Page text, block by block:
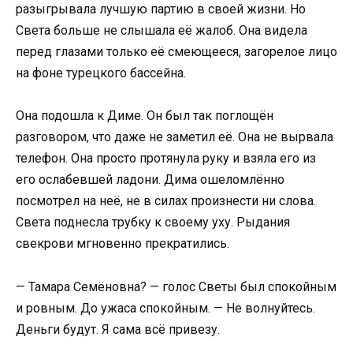
разыгрывала лучшую партию в своей жизни. Но
Света больше не слышала её жалоб. Она видела
перед глазами только её смеющееся, загорелое лицо
на фоне турецкого бассейна.
Она подошла к Диме. Он был так поглощён
разговором, что даже не заметил её. Она не вырвала
телефон. Она просто протянула руку и взяла его из
его ослабевшей ладони. Дима ошеломлённо
посмотрел на неё, не в силах произнести ни слова.
Света поднесла трубку к своему уху. Рыдания
свекрови мгновенно прекратились.
— Тамара Семёновна? — голос Светы был спокойным
и ровным. До ужаса спокойным. — Не волнуйтесь.
Деньги будут. Я сама всё привезу.